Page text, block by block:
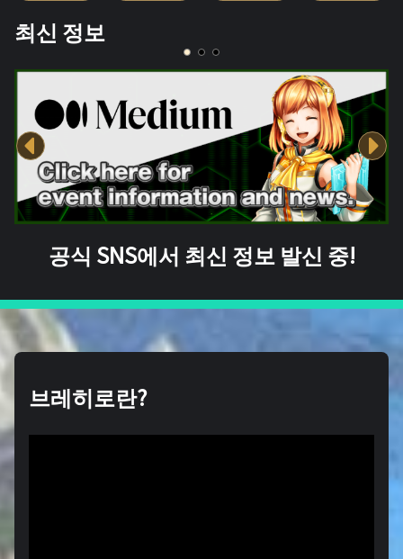
최신 정보
공식 SNS에서 최신 정보 발신 중!
브레히로란?